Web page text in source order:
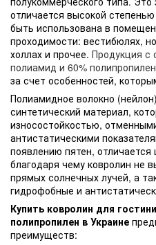
отличается высокой
быть использована в
проходимости: вестибюлях,
холлах и прочее. Продукция с
полиамид и 60% полипропилен
за счет особенностей,
Полиамидное волокно
синтетический материал,
износостойкостью,
антистатическими
появлению пятен,
благодаря чему ковролин не
прямых солнечных лучей, а
гидрофобные и
Купить ковролин для
полипропилен в Украине
преимуществ: